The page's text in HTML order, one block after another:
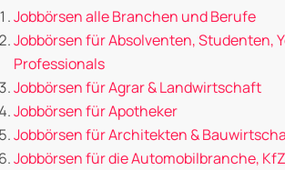
Jobbörsen alle Branchen und Berufe
Jobbörsen für Absolventen, Studenten,
Professionals
Jobbörsen für Agrar & Landwirtschaft
Jobbörsen für Apotheker
Jobbörsen für Architekten &
Jobbörsen für die Automobilbranche,